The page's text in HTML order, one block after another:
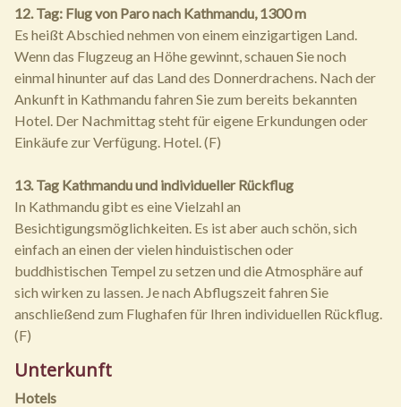
12. Tag: Flug von Paro nach Kathmandu, 1300 m
Es heißt Abschied nehmen von einem einzigartigen Land.
Wenn das Flugzeug an Höhe gewinnt, schauen Sie noch
einmal hinunter auf das Land des Donnerdrachens. Nach der
Ankunft in Kathmandu fahren Sie zum bereits bekannten
Hotel. Der Nachmittag steht für eigene Erkundungen oder
Einkäufe zur Verfügung. Hotel. (F)
13. Tag Kathmandu und individueller Rückflug
In Kathmandu gibt es eine Vielzahl an
Besichtigungsmöglichkeiten. Es ist aber auch schön, sich
einfach an einen der vielen hinduistischen oder
buddhistischen Tempel zu setzen und die Atmosphäre auf
sich wirken zu lassen. Je nach Abflugszeit fahren Sie
anschließend zum Flughafen für Ihren individuellen Rückflug.
(F)
Unterkunft
Hotels